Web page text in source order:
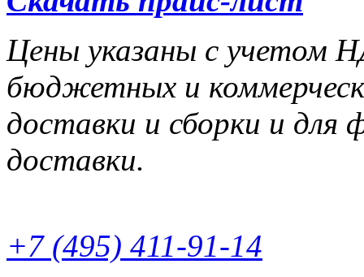
Цены указаны с учетом
бюджетных и
доставки и сборки и для
доставки.
+7 (495) 411-91-14